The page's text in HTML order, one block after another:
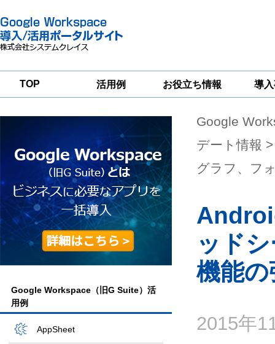
TOP 活用例 お役立ち情報
一
導
グループウェア
移行支援
Google
Workspace
セキュリティ
対策サービス
Google Workspace（旧G Suite）活
用例
AppSheet
Google
デート情報
グラフ、フ
ッド
機能
2015年